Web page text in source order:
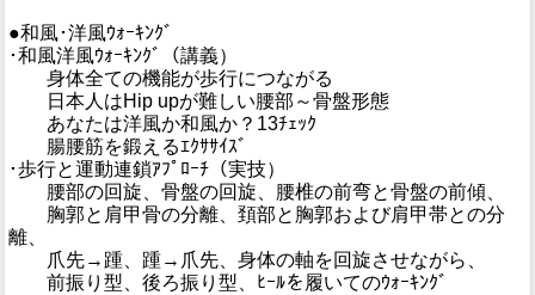
●和風･洋風ｳｫｰｷﾝｸﾞ
･和風洋風ｳｫｰｷﾝｸﾞ（講義）
身体全ての機能が歩行につながる
日本人はHip upが難しい腰部～骨盤形態
あなたは洋風か和風か？13ﾁｪｯｸ
腸腰筋を鍛えるｴｸｻｻｲｽﾞ
･歩行と運動連鎖ｱﾌﾟﾛｰﾁ（実技）
腰部の回旋、骨盤の回旋、腰椎の前弯と骨盤の前傾、
胸郭と肩甲骨の分離、頚部と胸郭および肩甲帯との分
離、
爪先→踵、踵→爪先、身体の軸を回旋させながら、
前振り型、後ろ振り型、ﾋｰﾙを履いてのｳｫｰｷﾝｸﾞ